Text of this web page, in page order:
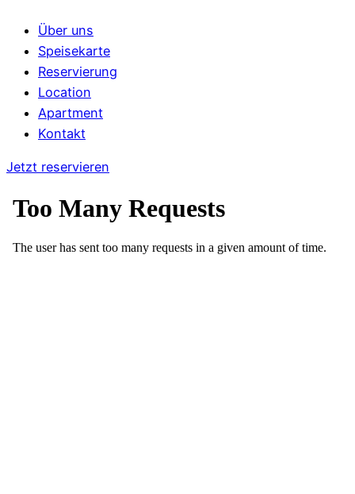
Über uns
Speisekarte
Reservierung
Location
Apartment
Kontakt
Jetzt reservieren